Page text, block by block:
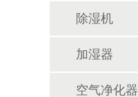
除湿机
加湿器
空气净化器